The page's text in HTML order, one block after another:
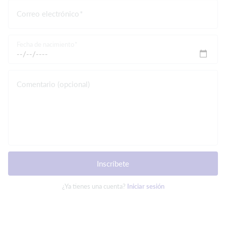
Correo electrónico
Comentario (opcional)
Inscríbete
¿Ya tienes una cuenta? Iniciar sesión